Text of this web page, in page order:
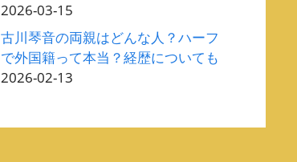
2026-03-15
古川琴音の両親はどんな人？ハーフ
で外国籍って本当？経歴についても
2026-02-13